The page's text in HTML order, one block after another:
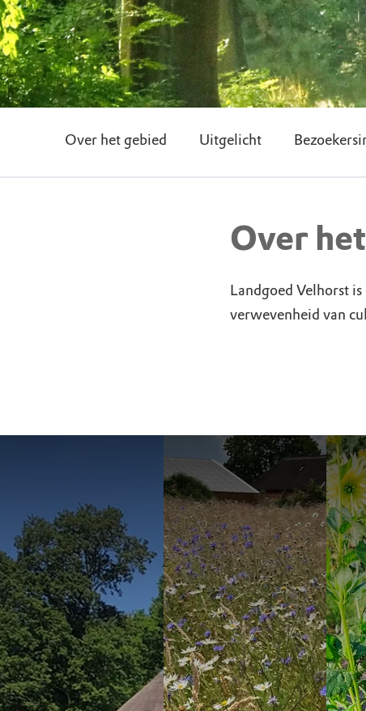
Over het gebied Uitgelicht
Over
Landgoed Velhorst
verwevenheid van
Grandioos uitzicht over de Berkelvallei
Staringkoepel
Lees over de